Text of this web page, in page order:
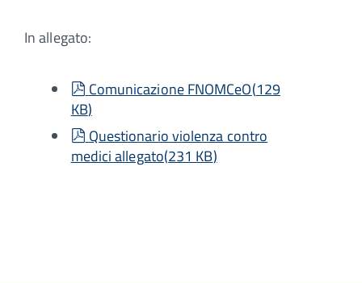
In allegato:
pdf
Comunicazione FNOMCeO(129
KB)
pdf
Questionario violenza contro
medici allegato(231 KB)